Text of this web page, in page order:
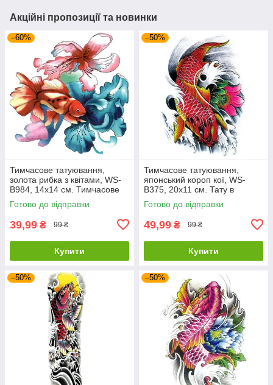
Акційні пропозиції та новинки
–60%
Тимчасове татуювання,
золота рибка з квітами, WS-
B984, 14х14 см. Тимчасове
тату золота рибка.
Готово до відправки
39,99 ₴ 99 ₴
Купити
–50%
Тимчасове татуювання,
японський короп кої, WS-
B375, 20х11 см. Тату в
японському стилі.
Готово до відправки
49,99 ₴ 99 ₴
Купити
–50% –50%